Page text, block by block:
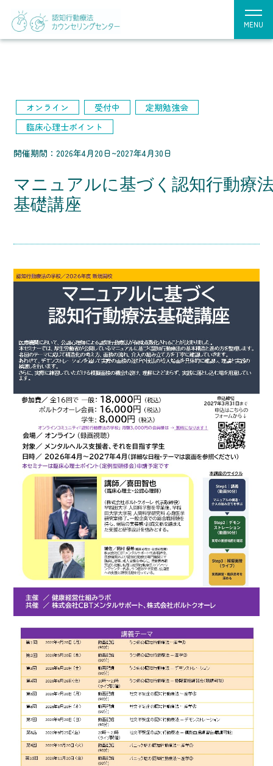
MENU
オンライン 受付中
定期勉強会
臨床心理士ポイント
開催期間：2026年4月20日~2027年4月30日
マニュアルに基づく認知行動療
基礎講座